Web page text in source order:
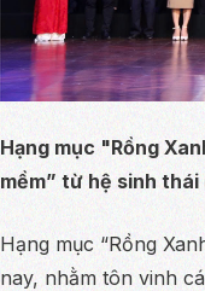
Hạng mục "Rồng
mềm” từ hệ sinh thái
Hạng mục “Rồng
nay, nhằm tôn vinh